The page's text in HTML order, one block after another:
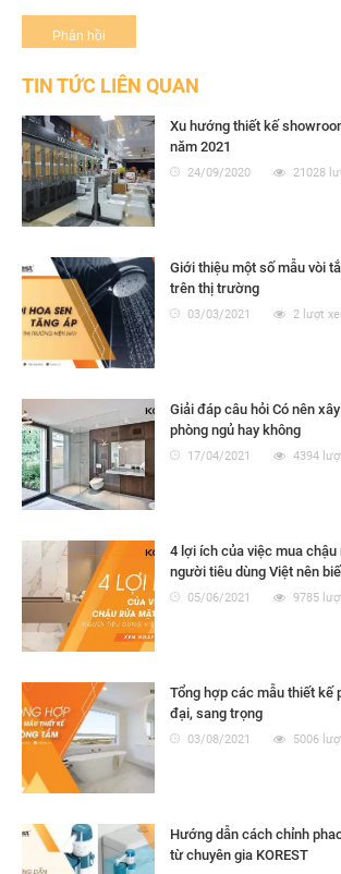
TIN TỨC LIÊN QUAN
Xu hướng thiết kế
năm 2021
24/09/2020 21028
Giới thiệu một số mẫu vòi
trên thị trường
03/03/2021 2 lượt
Giải đáp câu hỏi Có nên
phòng ngủ hay không
17/04/2021 4394
4 lợi ích của việc mua
người tiêu dùng Việt nên
05/06/2021 9785
Tổng hợp các mẫu thiết kế
đại, sang trọng
03/08/2021 5006
Hướng dẫn cách chỉnh
từ chuyên gia KOREST